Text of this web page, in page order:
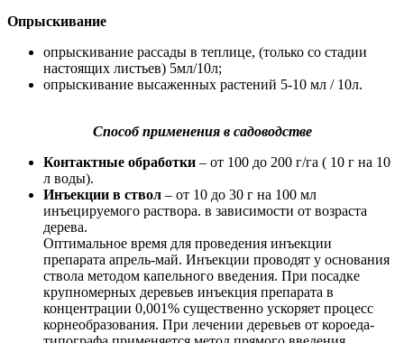
Опрыскивание
опрыскивание рассады в теплице, (только со стадии
настоящих листьев) 5мл/10л;
опрыскивание высаженных растений 5-10 мл / 10л.
Способ применения в садоводстве
Контактные обработки – от 100 до 200 г/га ( 10 г на 10
л воды).
Инъекции в ствол – от 10 до 30 г на 100 мл
инъецируемого раствора. в зависимости от возраста
дерева.
Оптимальное время для проведения инъекции
препарата апрель-май. Инъекции проводят у основания
ствола методом капельного введения. При посадке
крупномерных деревьев инъекция препарата в
концентрации 0,001% существенно ускоряет процесс
корнеобразования. При лечении деревьев от короеда-